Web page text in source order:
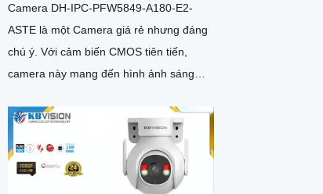
Camera DH-IPC-PFW5849-A180-E2-
ASTE là một Camera giá rẻ nhưng đáng
chú ý. Với cảm biến CMOS tiên tiến,
camera này mang đến hình ảnh sáng